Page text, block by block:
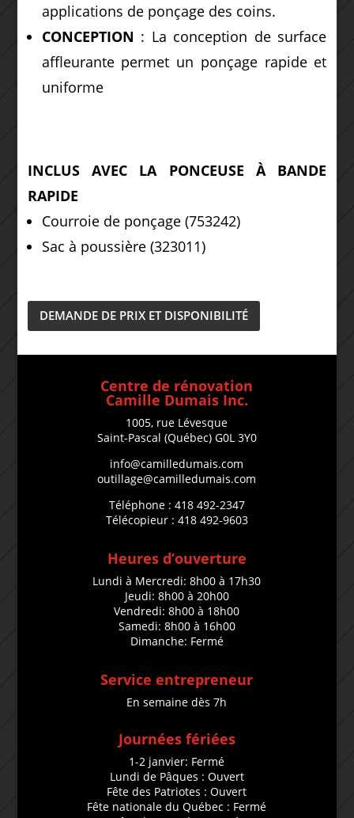
applications de ponçage des coins.
CONCEPTION : La conception de surface
affleurante permet un ponçage rapide et
uniforme
INCLUS AVEC LA PONCEUSE À BANDE
RAPIDE
Courroie de ponçage (753242)
Sac à poussière (323011)
DEMANDE DE PRIX ET DISPONIBILITÉ
Centre de rénovation
Camille Dumais Inc.
1005, rue Lévesque
Saint-Pascal (Québec) G0L 3Y0
info@camilledumais.com
outillage@camilledumais.com
Téléphone : 418 492-2347
Télécopieur : 418 492-9603
Heures d’ouverture
Lundi à Mercredi: 8h00 à 17h30
Jeudi: 8h00 à 20h00
Vendredi: 8h00 à 18h00
Samedi: 8h00 à 16h00
Dimanche: Fermé
Service entrepreneur
En semaine dès 7h
Journées fériées
1-2 janvier: Fermé
Lundi de Pâques : Ouvert
Fête des Patriotes : Ouvert
Fête nationale du Québec : Fermé